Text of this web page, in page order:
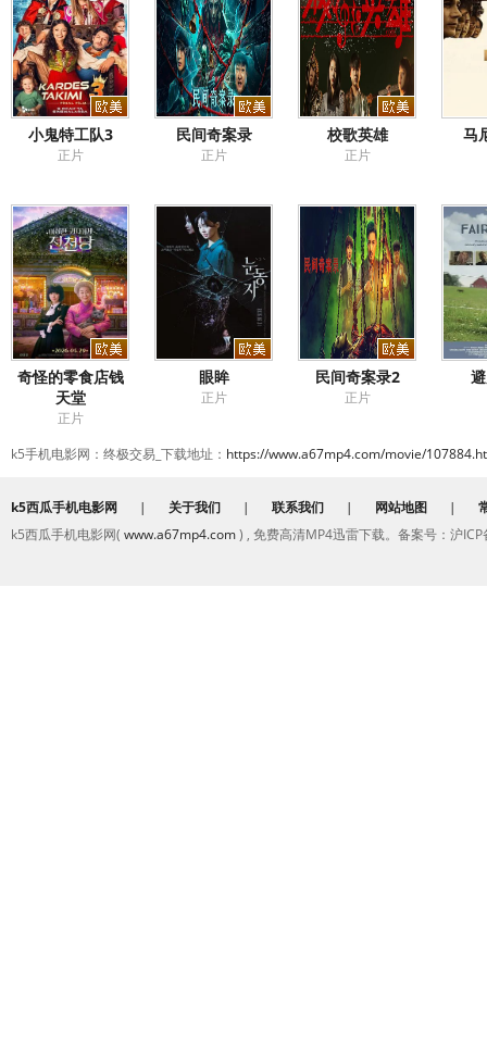
小鬼特工队3
正片
民间奇案录
正片
校歌英雄
正片
马
奇怪的零食店钱
天堂
正片
眼眸
正片
民间奇案录2
正片
k5手机电影网：终极交易_下载地址： https://www.a67mp4.com/movie/
k5西瓜手机电影网 | 关于我们 | 联系我们 | 网站地图 |
k5西瓜手机电影网( www.a67mp4.com) , 免费高清MP4迅雷下载。备案号：沪